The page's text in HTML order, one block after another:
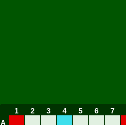
1 2 3 4 5 6 7
A